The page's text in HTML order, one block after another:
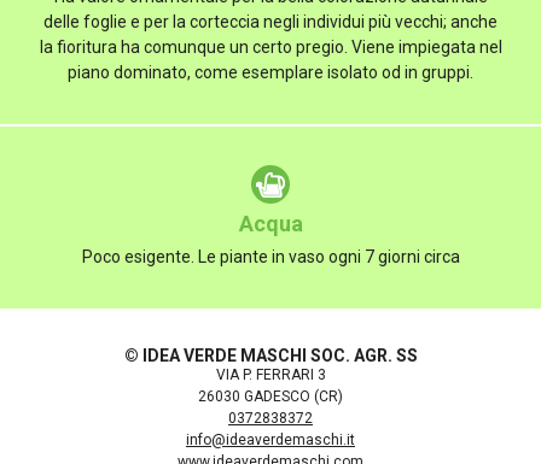
delle foglie e per la corteccia negli individui più vecchi; anche
la fioritura ha comunque un certo pregio. Viene impiegata nel
piano dominato, come esemplare isolato od in gruppi.
Acqua
Poco esigente. Le piante in vaso ogni 7 giorni circa
© IDEA VERDE MASCHI SOC. AGR. SS
VIA P. FERRARI 3
26030 GADESCO (CR)
0372838372
info@ideaverdemaschi.it